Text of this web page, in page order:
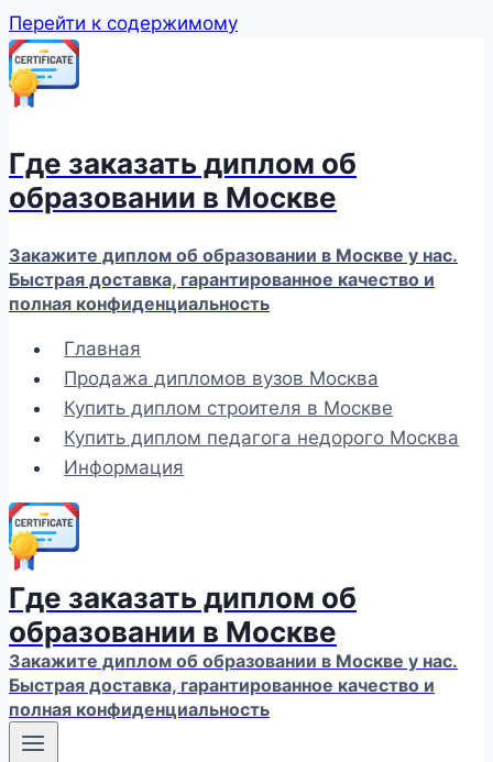
Перейти к содержимому
Где заказать диплом об
образовании в Москве
Закажите диплом об образовании в Москве у нас.
Быстрая доставка, гарантированное качество и
полная конфиденциальность
Главная
Продажа дипломов вузов Москва
Купить диплом строителя в Москве
Купить диплом педагога недорого Москва
Информация
Где заказать диплом об
образовании в Москве
Закажите диплом об образовании в Москве у нас.
Быстрая доставка, гарантированное качество и
полная конфиденциальность